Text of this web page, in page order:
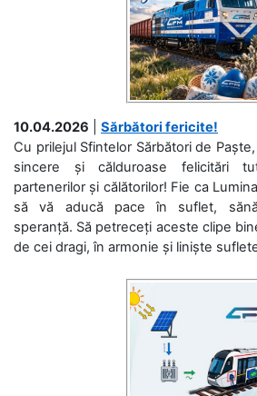
10.04.2026
Sărbători fericite!
Cu prilejul Sfintelor Sărbători de
sincere și călduroase felicitări
partenerilor și călătorilor! Fie ca
să vă aducă pace în suflet,
speranță. Să petreceți aceste clipe
de cei dragi, în armonie și liniște